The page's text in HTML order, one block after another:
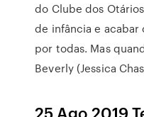
do Clube dos
de infância e
por todas. Mas
Beverly (Jessica
25 Ago 2019